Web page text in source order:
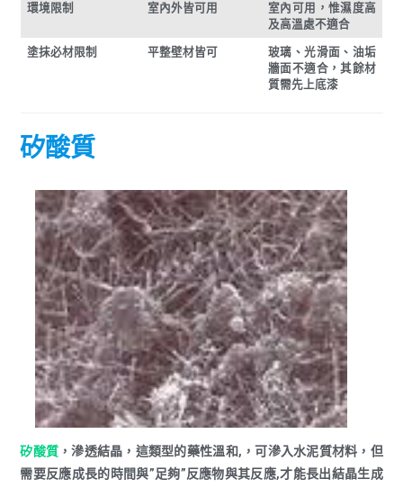
環境限制 室內外皆可用
室內可用，惟濕度高
及高溫處不適合
塗抹必材限制 平整壁材皆可
玻璃、光滑面、油垢
牆面不適合，其餘材
質需先上底漆
矽酸質
矽酸質 ，滲透結晶，這類型的藥性溫和,，可滲入水泥質材料，但
需要反應成長的時間與”足夠”反應物與其反應,才能長出結晶生成